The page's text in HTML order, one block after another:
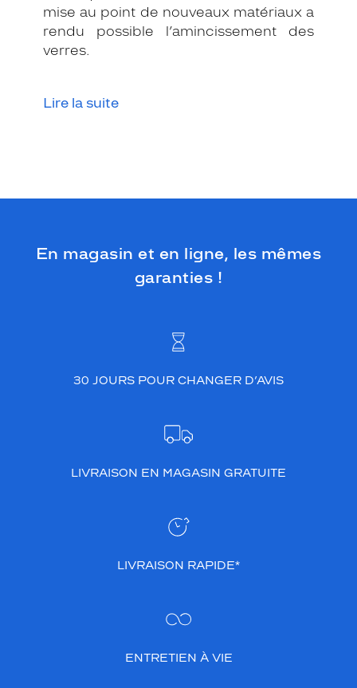
Dimensions
mise au point de nouveaux matériaux a
rendu possible l’amincissement des
verres.
Lire la suite
En magasin et en ligne, les mêmes
garanties !
30 JOURS POUR CHANGER D’AVIS
LIVRAISON EN MAGASIN GRATUITE
LIVRAISON RAPIDE*
ENTRETIEN À VIE